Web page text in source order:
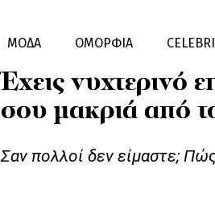
ΜΟΔΑ ΟΜΟΡΦΙΑ
ΠΑΙΔΙ & ΜΑΜA ΠΑΙΔΙ
Έχεις νυχτερινό
σου μακριά από
Σαν πολλοί δεν είμαστε;